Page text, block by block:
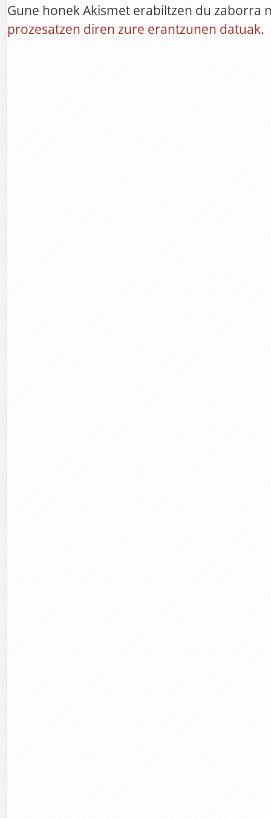
Gune honek Akismet erabiltzen du zaborra
prozesatzen diren zure erantzunen datuak.